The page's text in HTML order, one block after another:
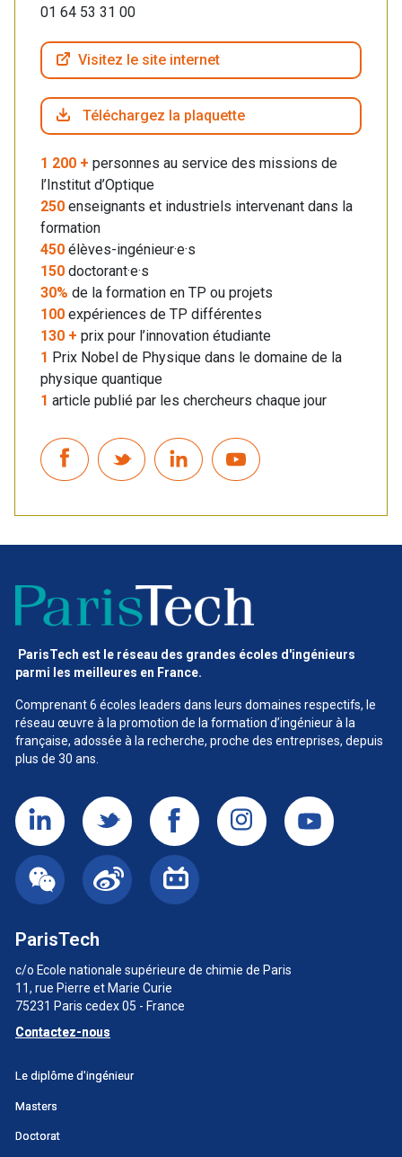
01 64 53 31 00
Visitez le site internet
Téléchargez la plaquette
1 200 + personnes au service des missions de
l’Institut d’Optique
250 enseignants et industriels intervenant dans la
formation
450 élèves-ingénieur·e·s
150 doctorant·e·s
30% de la formation en TP ou projets
100 expériences de TP différentes
130 + prix pour l’innovation étudiante
1 Prix Nobel de Physique dans le domaine de la
physique quantique
1 article publié par les chercheurs chaque jour
ParisTech est le réseau des grandes écoles d'ingénieurs
parmi les meilleures en France.
Comprenant 6 écoles leaders dans leurs domaines respectifs, le
réseau œuvre à la promotion de la formation d’ingénieur à la
française, adossée à la recherche, proche des entreprises, depuis
plus de 30 ans.
ParisTech
c/o Ecole nationale supérieure de chimie de Paris
11, rue Pierre et Marie Curie
75231 Paris cedex 05 - France
Contactez-nous
Menu
principal
Le diplôme d'ingénieur
Masters
Doctorat